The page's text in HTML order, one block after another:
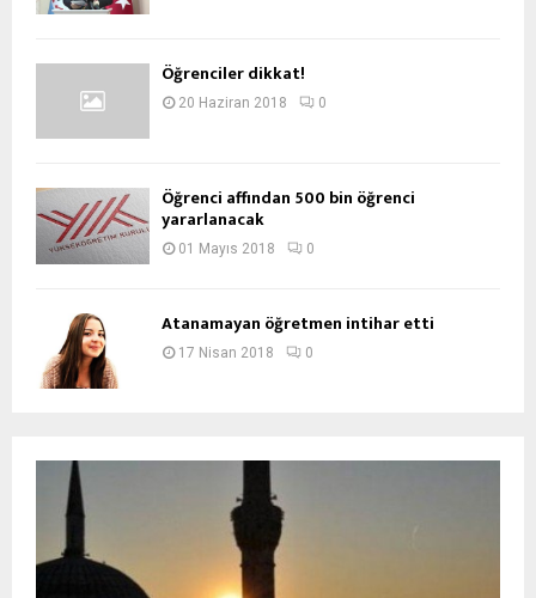
Öğrenciler dikkat!
20 Haziran 2018 0
Öğrenci affından 500 bin öğrenci
yararlanacak
01 Mayıs 2018 0
Atanamayan öğretmen intihar etti
17 Nisan 2018 0